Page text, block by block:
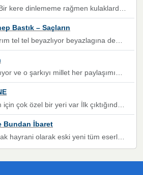
kere dinlememe rağmen kulaklardan gitmiyor sen sen sen sen kurban ol sen sen sen sen hayran ol yükses ses müzik dinleme sebebisiniz canlar bomba gibi patladınız maşallah
Bastık – Saçların
degil yanımda sen yoksun ona üzülüyorum günler bir bir geçiyor geçen günlere değil sensiz geçen günlere darılıyorum,Dinledikce asla kavusamayacagim ama asla unutamicagim sevdiğim adam için yanar içim
ki şarkıyı dinlemeden şarkıdan bikıyorsun Ama bu enteresan bir şekilde dillere dolanıyor millet olarak seviyoruz dertlerle boğuşurken bir yandan da göbek atmayi))) diyeceklerim bu kadar güzel hoş bir sayfa emeğinize sağlık arkadaşlar kolay gelsin
ve YouTube'dan aratıp Bu ilahiyi bulmuştum ve sonra müdavimi oldum günlük Ben de 3-5 kere dinleyip ezberleyip artık ilahiye bende eşlik ediyorum yüksek sesle Allah razı olsun hizmet nimettir Rabbim sizin zahmetlerinize de hayırlı nimetler versin Selam ve dua ile Allah'a emanet olun
Bundan İbaret
keyifle huzurla dinleyenlerden birisiyim, emeğine saygı duyan gönül veren bunu en güzel şekilde sevenlerine ulaştıran siz değerli sayfa yöneticilerine de teşekkür ederim